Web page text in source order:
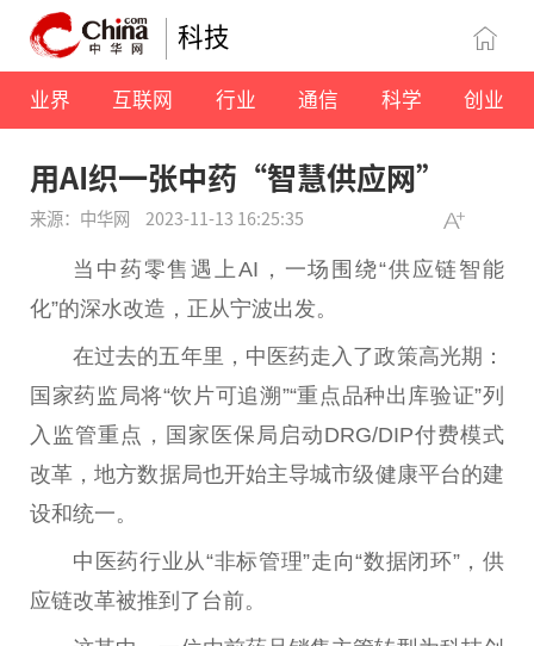
科技
业界 互联网 行业 通信 科学 创业
用AI织一张中药“智慧供应网”
来源：中华网 2023-11-13 16:25:35
当中药零售遇上AI，一场围绕“供应链智能
化”的深水改造，正从宁波出发。
在过去的五年里，中医药走入了政策高光期：
国家药监局将“饮片可追溯”“重点品种出库验证”列
入监管重点，国家医保局启动DRG/DIP付费模式
改革，地方数据局也开始主导城市级健康平台的建
设和统一。
中医药行业从“非标管理”走向“数据闭环”，供
应链改革被推到了台前。